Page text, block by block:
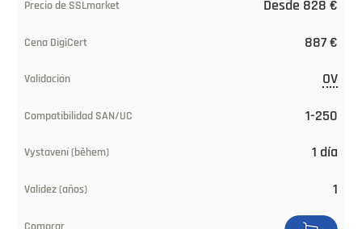
Validez
(años)
Pedir
Desde 828 €
887 €
OV
1-250
1 día
1